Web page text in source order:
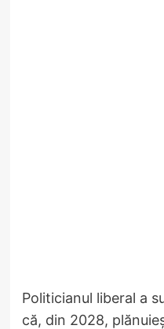
Politicianul liberal a
că, din 2028,